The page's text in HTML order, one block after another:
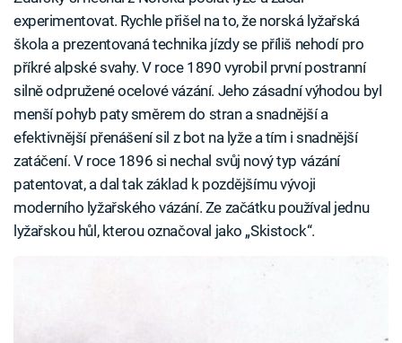
experimentovat. Rychle přišel na to, že norská lyžařská
škola a prezentovaná technika jízdy se příliš nehodí pro
příkré alpské svahy. V roce 1890 vyrobil první postranní
silně odpružené ocelové vázání. Jeho zásadní výhodou byl
menší pohyb paty směrem do stran a snadnější a
efektivnější přenášení sil z bot na lyže a tím i snadnější
zatáčení. V roce 1896 si nechal svůj nový typ vázání
patentovat, a dal tak základ k pozdějšímu vývoji
moderního lyžařského vázání. Ze začátku používal jednu
lyžařskou hůl, kterou označoval jako „Skistock“.